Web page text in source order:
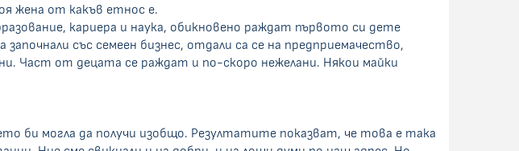
жена от какъв етнос е.
кариера и наука, обикновено раждат първото си дете
със семеен бизнес, отдали са се на предприемачество,
Част от децата се раждат и по-скоро нежелани. Някои майки
би могла да получи изобщо. Резултатите показват, че това е така